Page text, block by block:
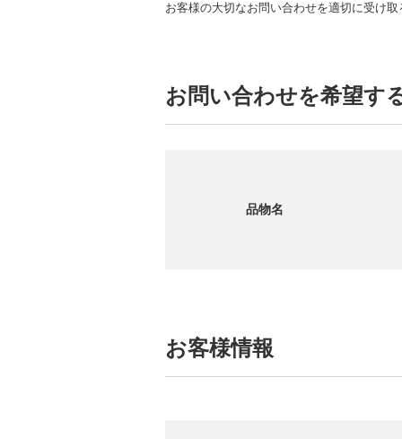
お客様の大切なお問い合わせを適切に受け
お問い合わせを希望す
品物名
お客様情報